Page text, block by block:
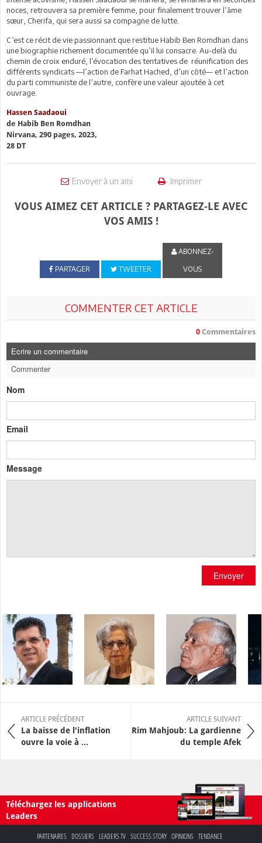
noces, retrouvera sa première femme, pour finalement trouver l’âme
sœur, Cherifa, qui sera aussi sa compagne de lutte.
C’est ce récit de vie passionnant que restitue Habib Ben Romdhan dans
une biographie richement documentée qu’il lui consacre. Au-delà du
chemin de croix enduré, l’évocation des tentatives de réunification des
différents syndicats —l’action de Farhat Hached, d’un côté— et l’action
du parti communiste de l’autre, confère une valeur ajoutée à cet
ouvrage.
Hassen Saadaoui
de Habib Ben Romdhan
Nirvana, 290 pages, 2023,
28 DT
Envoyer à un ami Imprimer
VOUS AIMEZ CET ARTICLE ? PARTAGEZ-LE AVEC
VOS AMIS !
PARTAGER TWEETER
ABONNEZ-
VOUS
COMMENTER CET ARTICLE
0 Commentaires
Ecrire un commentaire
Commenter
Nom
Email
Message
Envoyer
ARTICLE PRÉCÉDENT
La baisse de l'inflation
ouvre la voie à ...
ARTICLE SUIVANT
Rim Mahjoub: La gardienne
du temple Afek
Téléchargez les applications
Leaders
PARTENAIRES DOSSIERS LEADERS TV SUCCESS STORY OPINIONS TENDANCE